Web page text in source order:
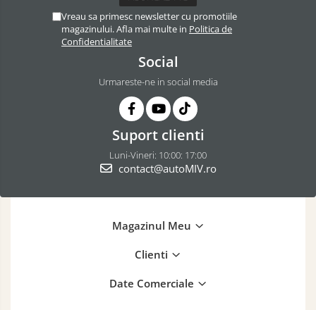
Vreau sa primesc newsletter cu promotiile
magazinului. Afla mai multe in Politica de
Confidentialitate
Social
Urmareste-ne in social media
Suport clienti
Luni-Vineri: 10:00: 17:00
contact@autoMIV.ro
Magazinul Meu
Clienti
Date Comerciale